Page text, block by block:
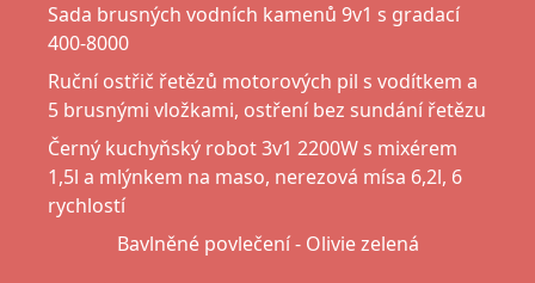
Sada brusných vodních kamenů 9v1 s gradací
400-8000
Ruční ostřič řetězů motorových pil s vodítkem a
5 brusnými vložkami, ostření bez sundání řetězu
Černý kuchyňský robot 3v1 2200W s mixérem
1,5l a mlýnkem na maso, nerezová mísa 6,2l, 6
rychlostí
Bavlněné povlečení - Olivie zelená